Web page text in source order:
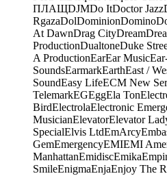
ПЛАЩDJMDo ItDoctor Jazz
RgazaDolDominionDomino
At DawnDrag CityDream
ProductionDualtoneDuke
A ProductionEarEar Music
SoundsEarmarkEarthEast /
SoundEasy LifeECM New
TelemarkEGEggEla Ton
BirdElectrolaElectronic
MusicianElevatorElevator
SpecialElvis LtdEmArcy
GemEmergencyEMIEMI
ManhattanEmidiscEmika
SmileEnigmaEnjaEnjoy The